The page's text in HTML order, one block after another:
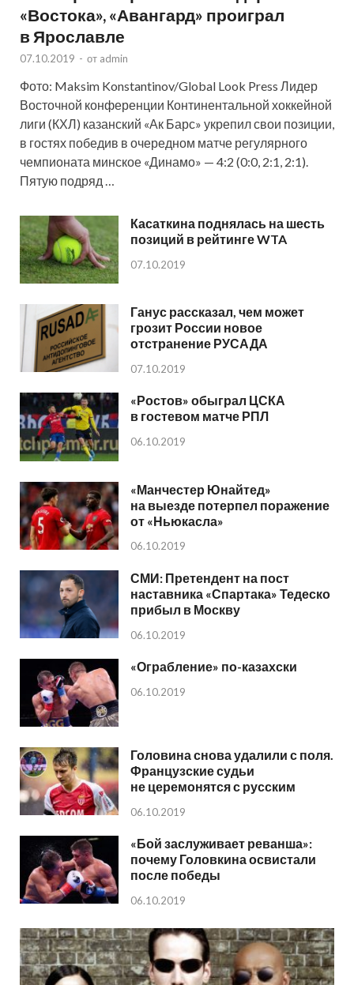
«Востока», «Авангард» проиграл
в Ярославле
07.10.2019 - от admin
Фото: Maksim Konstantinov/Global Look Press Лидер
Восточной конференции Континентальной хоккейной
лиги (КХЛ) казанский «Ак Барс» укрепил свои позиции,
в гостях победив в очередном матче регулярного
чемпионата минское «Динамо» — 4:2 (0:0, 2:1, 2:1).
Пятую подряд …
Касаткина поднялась на шесть
позиций в рейтинге WTA
07.10.2019
Ганус рассказал, чем может
грозит России новое
отстранение РУСАДА
07.10.2019
«Ростов» обыграл ЦСКА
в гостевом матче РПЛ
06.10.2019
«Манчестер Юнайтед»
на выезде потерпел поражение
от «Ньюкасла»
06.10.2019
СМИ: Претендент на пост
наставника «Спартака» Тедеско
прибыл в Москву
06.10.2019
«Ограбление» по-казахски
06.10.2019
Головина снова удалили с поля.
Французские судьи
не церемонятся с русским
06.10.2019
«Бой заслуживает реванша»:
почему Головкина освистали
после победы
06.10.2019